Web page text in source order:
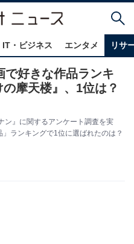
IT・ビジネス エンタメ リサ
で好きな作品ランキ
摩天楼』、1位は？
ン』に関するアンケート調査を実
ランキングで1位に選ばれたのは？